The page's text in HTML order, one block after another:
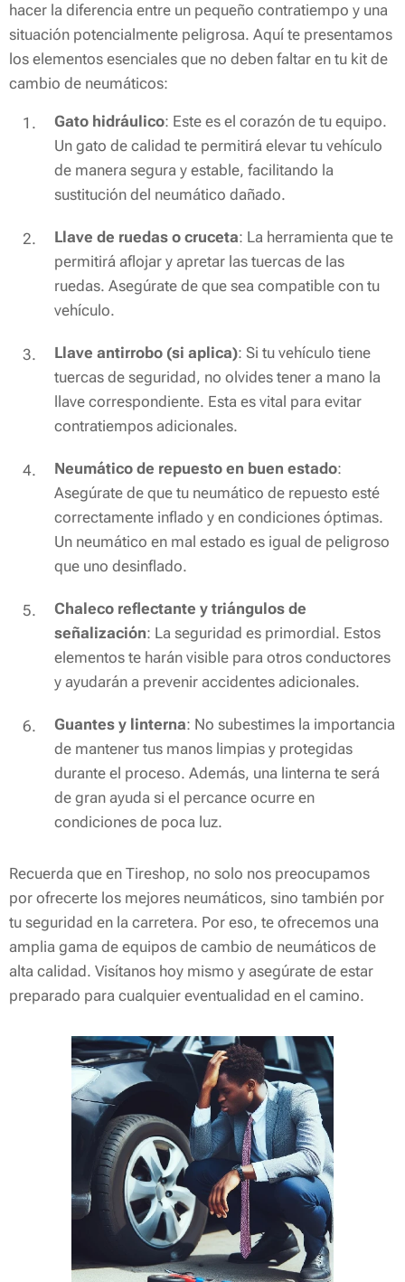
hacer la diferencia entre un pequeño contratiempo y una
situación potencialmente peligrosa. Aquí te presentamos
los elementos esenciales que no deben faltar en tu kit de
cambio de neumáticos:
Gato hidráulico: Este es el corazón de tu equipo.
Un gato de calidad te permitirá elevar tu vehículo
de manera segura y estable, facilitando la
sustitución del neumático dañado.
Llave de ruedas o cruceta: La herramienta que te
permitirá aflojar y apretar las tuercas de las
ruedas. Asegúrate de que sea compatible con tu
vehículo.
Llave antirrobo (si aplica): Si tu vehículo tiene
tuercas de seguridad, no olvides tener a mano la
llave correspondiente. Esta es vital para evitar
contratiempos adicionales.
Neumático de repuesto en buen estado:
Asegúrate de que tu neumático de repuesto esté
correctamente inflado y en condiciones óptimas.
Un neumático en mal estado es igual de peligroso
que uno desinflado.
Chaleco reflectante y triángulos de
señalización: La seguridad es primordial. Estos
elementos te harán visible para otros conductores
y ayudarán a prevenir accidentes adicionales.
Guantes y linterna: No subestimes la importancia
de mantener tus manos limpias y protegidas
durante el proceso. Además, una linterna te será
de gran ayuda si el percance ocurre en
condiciones de poca luz.
Recuerda que en Tireshop, no solo nos preocupamos
por ofrecerte los mejores neumáticos, sino también por
tu seguridad en la carretera. Por eso, te ofrecemos una
amplia gama de equipos de cambio de neumáticos de
alta calidad. Visítanos hoy mismo y asegúrate de estar
preparado para cualquier eventualidad en el camino.